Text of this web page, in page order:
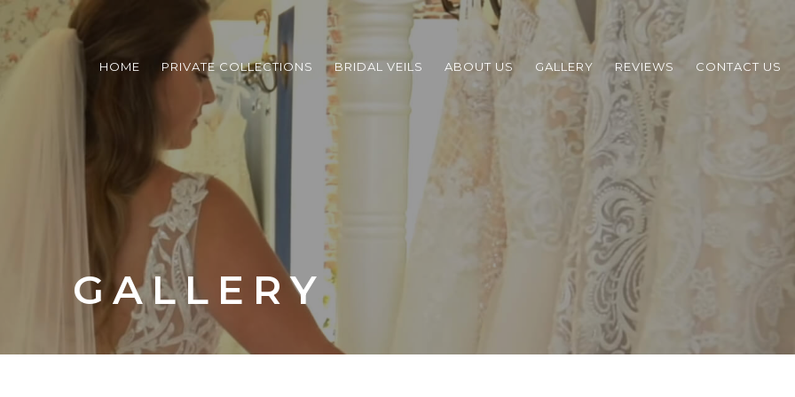
HOME PRIVATE COLLECTIONS BRIDAL VEILS ABOUT US GALLERY REVIEWS CONTACT US
GALLERY